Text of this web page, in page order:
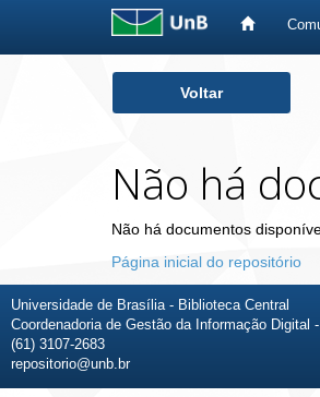
Voltar
Não há
Não há documentos
Página inicial do repositório
Universidade de Brasília - Biblioteca Central
Coordenadoria de Gestão da Informação Digital
(61) 3107-2683
repositorio@unb.br